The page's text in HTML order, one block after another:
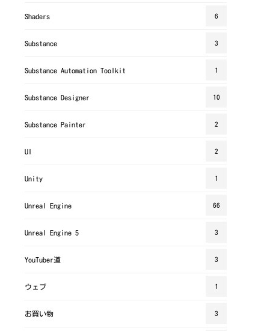
Shaders 6
Substance 3
Substance Automation Toolkit 1
Substance Designer 10
Substance Painter 2
UI 2
Unity 1
Unreal Engine 66
Unreal Engine 5 3
YouTuber道 3
ウェブ 1
お買い物 3